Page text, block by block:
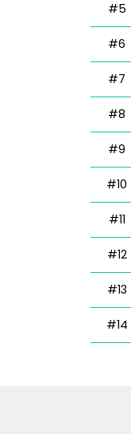
#5
#6
#7
#8
#9
#10
#11
#12
#13
#14